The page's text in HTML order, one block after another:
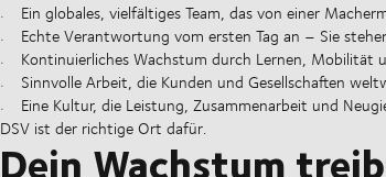
Ein globales, vielfältiges Team, das von einer
Echte Verantwortung vom ersten Tag an – Sie
Kontinuierliches Wachstum durch Lernen, Mobilität
Sinnvolle Arbeit, die Kunden und Gesellschaften
Eine Kultur, die Leistung, Zusammenarbeit und
DSV ist der richtige Ort dafür.
Dein Wachstum